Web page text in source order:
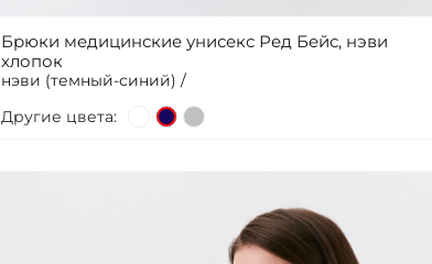
Брюки медицинские унисекс Ред Бейс, нэви
хлопок
нэви (темный-синий) /
Другие цвета: